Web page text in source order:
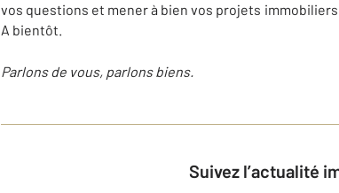
vos questions et mener à bien vos projets
A bientôt.
Parlons de vous, parlons biens.
Suivez l’actualité